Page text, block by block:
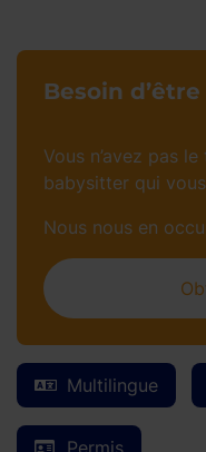
Multilingue
Permis
Besoin
Vous n’avez pas
babysitter qui
Nous nous en